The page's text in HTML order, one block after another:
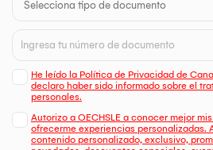
He leído la Política de Privacidad de
declaro haber sido informado sobre el
personales.
Autorizo a OECHSLE a conocer mejor
ofrecerme experiencias personalizadas.
contenido personalizado, exclusivo,